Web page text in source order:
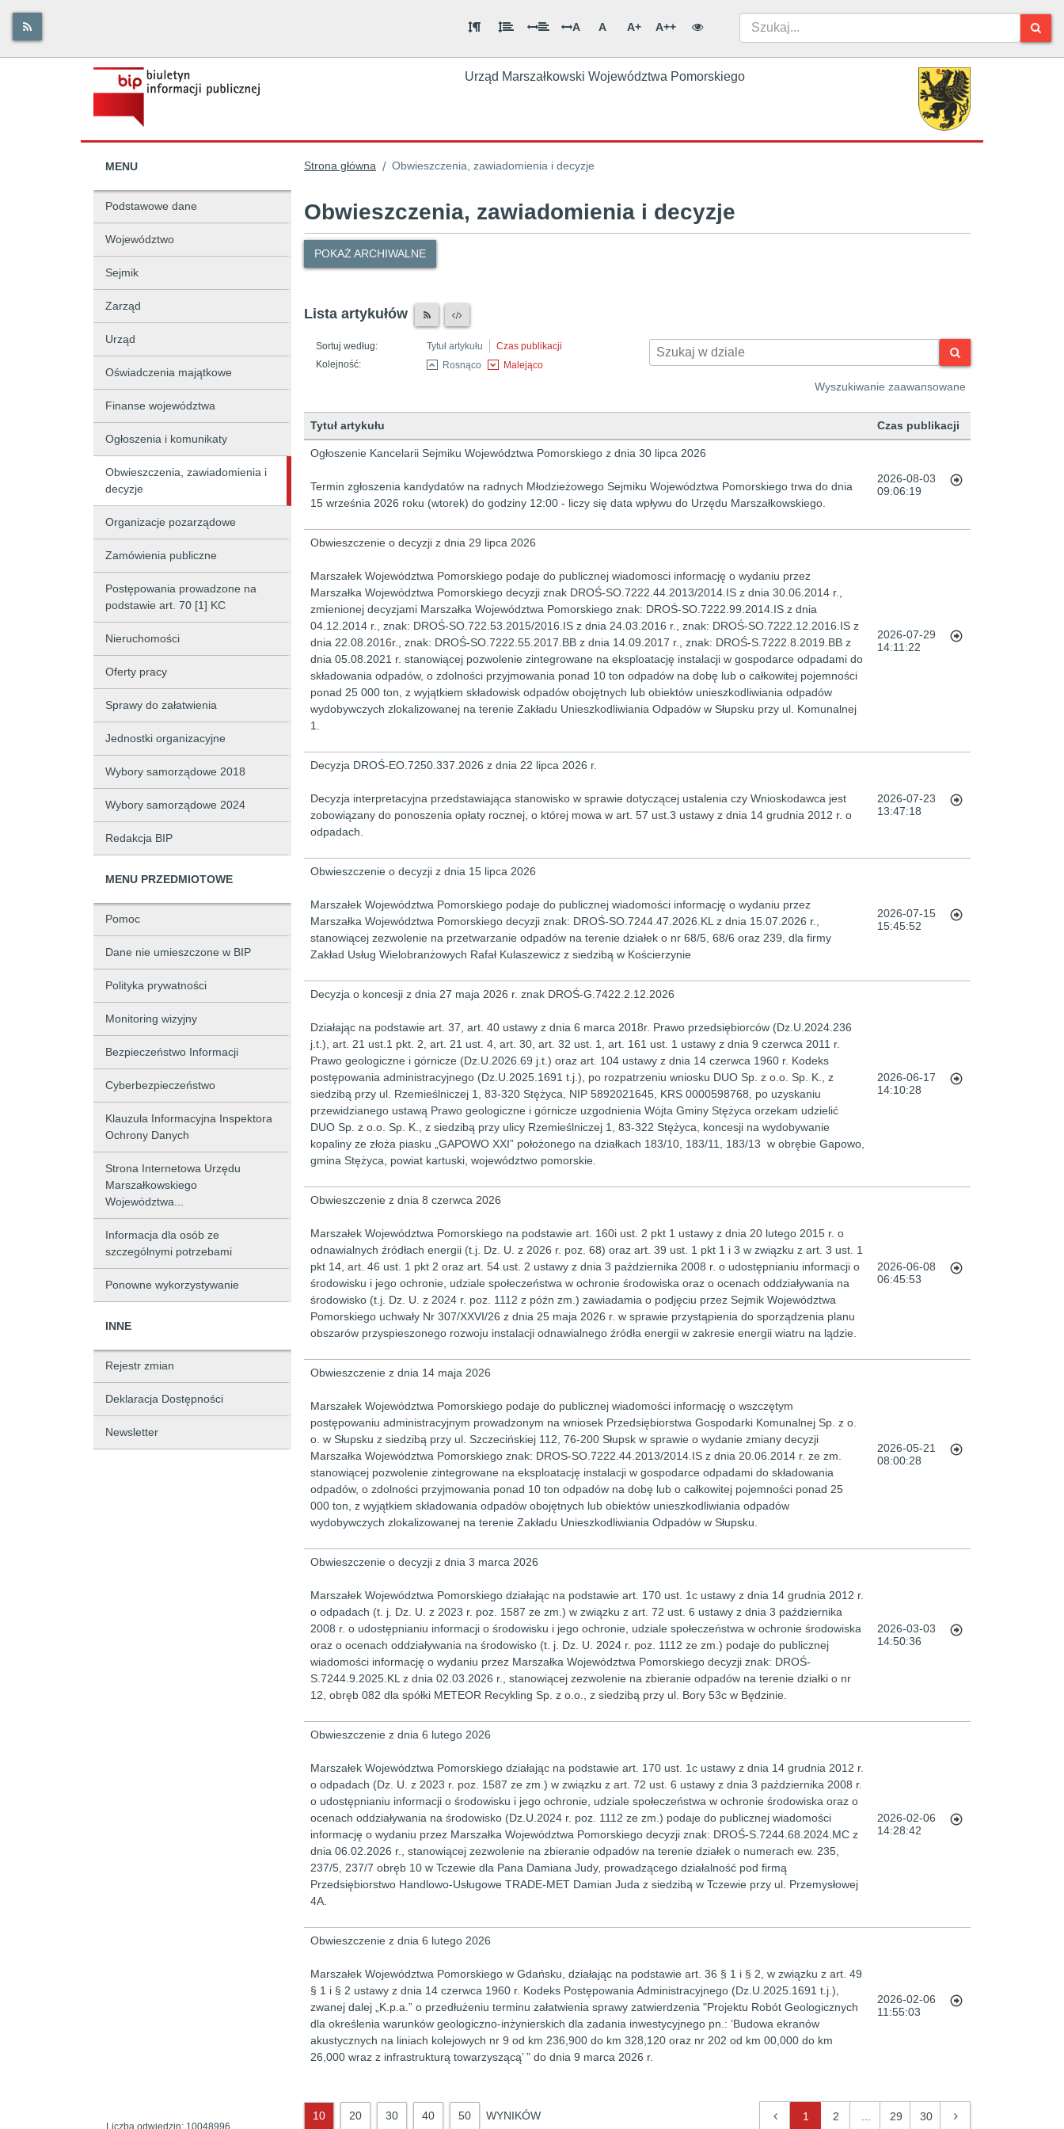
A A A+ A++
Urząd Marszałkowski Województwa Pomorskiego
MENU
Podstawowe dane
Województwo
Sejmik
Zarząd
Urząd
Oświadczenia majątkowe
Finanse województwa
Ogłoszenia i komunikaty
Obwieszczenia, zawiadomienia i
decyzje
Organizacje pozarządowe
Zamówienia publiczne
Postępowania prowadzone na
podstawie art. 70 [1] KC
Nieruchomości
Oferty pracy
Sprawy do załatwienia
Jednostki organizacyjne
Wybory samorządowe 2018
Wybory samorządowe 2024
Redakcja BIP
MENU PRZEDMIOTOWE
Pomoc
Dane nie umieszczone w BIP
Polityka prywatności
Monitoring wizyjny
Bezpieczeństwo Informacji
Cyberbezpieczeństwo
Klauzula Informacyjna Inspektora
Ochrony Danych
Strona Internetowa Urzędu
Marszałkowskiego
Województwa...
Informacja dla osób ze
szczególnymi potrzebami
Ponowne wykorzystywanie
INNE
Rejestr zmian
Deklaracja Dostępności
Newsletter
Liczba odwiedzin: 10048996
Strona główna / Obwieszczenia, zawiadomienia i decyzje
Obwieszczenia, zawiadomienia i decyzje
POKAŻ ARCHIWALNE
Lista artykułów
Sortuj według: Tytuł artykułu
Czas publikacji
Kolejność:
Rosnąco Malejąco
Wyszukiwanie zaawansowane
Lista artykułów
Tytuł artykułu Czas publikacji
Ogłoszenie Kancelarii Sejmiku Województwa Pomorskiego z dnia 30 lipca 2026
Termin zgłoszenia kandydatów na radnych Młodzieżowego Sejmiku Województwa Pomorskiego trwa do dnia
15 września 2026 roku (wtorek) do godziny 12:00 - liczy się data wpływu do Urzędu Marszałkowskiego.
2026-08-03
09:06:19
Obwieszczenie o decyzji z dnia 29 lipca 2026
Marszałek Województwa Pomorskiego podaje do publicznej wiadomosci informację o wydaniu przez
Marszałka Województwa Pomorskiego decyzji znak DROŚ-SO.7222.44.2013/2014.IS z dnia 30.06.2014 r.,
zmienionej decyzjami Marszałka Województwa Pomorskiego znak: DROŚ-SO.7222.99.2014.IS z dnia
04.12.2014 r., znak: DROŚ-SO.722.53.2015/2016.IS z dnia 24.03.2016 r., znak: DROŚ-SO.7222.12.2016.IS z
dnia 22.08.2016r., znak: DROŚ-SO.7222.55.2017.BB z dnia 14.09.2017 r., znak: DROŚ-S.7222.8.2019.BB z
dnia 05.08.2021 r. stanowiącej pozwolenie zintegrowane na eksploatację instalacji w gospodarce odpadami do
składowania odpadów, o zdolności przyjmowania ponad 10 ton odpadów na dobę lub o całkowitej pojemności
ponad 25 000 ton, z wyjątkiem składowisk odpadów obojętnych lub obiektów unieszkodliwiania odpadów
wydobywczych zlokalizowanej na terenie Zakładu Unieszkodliwiania Odpadów w Słupsku przy ul. Komunalnej
1.
2026-07-29
14:11:22
Decyzja DROŚ-EO.7250.337.2026 z dnia 22 lipca 2026 r.
Decyzja interpretacyjna przedstawiająca stanowisko w sprawie dotyczącej ustalenia czy Wnioskodawca jest
zobowiązany do ponoszenia opłaty rocznej, o której mowa w art. 57 ust.3 ustawy z dnia 14 grudnia 2012 r. o
odpadach.
2026-07-23
13:47:18
Obwieszczenie o decyzji z dnia 15 lipca 2026
Marszałek Województwa Pomorskiego podaje do publicznej wiadomości informację o wydaniu przez
Marszałka Województwa Pomorskiego decyzji znak: DROŚ-SO.7244.47.2026.KL z dnia 15.07.2026 r.,
stanowiącej zezwolenie na przetwarzanie odpadów na terenie działek o nr 68/5, 68/6 oraz 239, dla firmy
Zakład Usług Wielobranżowych Rafał Kulaszewicz z siedzibą w Kościerzynie
2026-07-15
15:45:52
Decyzja o koncesji z dnia 27 maja 2026 r. znak DROŚ-G.7422.2.12.2026
Działając na podstawie art. 37, art. 40 ustawy z dnia 6 marca 2018r. Prawo przedsiębiorców (Dz.U.2024.236
j.t.), art. 21 ust.1 pkt. 2, art. 21 ust. 4, art. 30, art. 32 ust. 1, art. 161 ust. 1 ustawy z dnia 9 czerwca 2011 r.
Prawo geologiczne i górnicze (Dz.U.2026.69 j.t.) oraz art. 104 ustawy z dnia 14 czerwca 1960 r. Kodeks
postępowania administracyjnego (Dz.U.2025.1691 t.j.), po rozpatrzeniu wniosku DUO Sp. z o.o. Sp. K., z
siedzibą przy ul. Rzemieślniczej 1, 83-320 Stężyca, NIP 5892021645, KRS 0000598768, po uzyskaniu
przewidzianego ustawą Prawo geologiczne i górnicze uzgodnienia Wójta Gminy Stężyca orzekam udzielić
DUO Sp. z o.o. Sp. K., z siedzibą przy ulicy Rzemieślniczej 1, 83-322 Stężyca, koncesji na wydobywanie
kopaliny ze złoża piasku „GAPOWO XXI” położonego na działkach 183/10, 183/11, 183/13 w obrębie Gapowo,
gmina Stężyca, powiat kartuski, województwo pomorskie.
2026-06-17
14:10:28
Obwieszczenie z dnia 8 czerwca 2026
Marszałek Województwa Pomorskiego na podstawie art. 160i ust. 2 pkt 1 ustawy z dnia 20 lutego 2015 r. o
odnawialnych źródłach energii (t.j. Dz. U. z 2026 r. poz. 68) oraz art. 39 ust. 1 pkt 1 i 3 w związku z art. 3 ust. 1
pkt 14, art. 46 ust. 1 pkt 2 oraz art. 54 ust. 2 ustawy z dnia 3 października 2008 r. o udostępnianiu informacji o
środowisku i jego ochronie, udziale społeczeństwa w ochronie środowiska oraz o ocenach oddziaływania na
środowisko (t.j. Dz. U. z 2024 r. poz. 1112 z późn zm.) zawiadamia o podjęciu przez Sejmik Województwa
Pomorskiego uchwały Nr 307/XXVI/26 z dnia 25 maja 2026 r. w sprawie przystąpienia do sporządzenia planu
obszarów przyspieszonego rozwoju instalacji odnawialnego źródła energii w zakresie energii wiatru na lądzie.
2026-06-08
06:45:53
Obwieszczenie z dnia 14 maja 2026
Marszałek Województwa Pomorskiego podaje do publicznej wiadomości informację o wszczętym
postępowaniu administracyjnym prowadzonym na wniosek Przedsiębiorstwa Gospodarki Komunalnej Sp. z o.
o. w Słupsku z siedzibą przy ul. Szczecińskiej 112, 76-200 Słupsk w sprawie o wydanie zmiany decyzji
Marszałka Województwa Pomorskiego znak: DROS-SO.7222.44.2013/2014.IS z dnia 20.06.2014 r. ze zm.
stanowiącej pozwolenie zintegrowane na eksploatację instalacji w gospodarce odpadami do składowania
odpadów, o zdolności przyjmowania ponad 10 ton odpadów na dobę lub o całkowitej pojemności ponad 25
000 ton, z wyjątkiem składowania odpadów obojętnych lub obiektów unieszkodliwiania odpadów
wydobywczych zlokalizowanej na terenie Zakładu Unieszkodliwiania Odpadów w Słupsku.
2026-05-21
08:00:28
Obwieszczenie o decyzji z dnia 3 marca 2026
Marszałek Województwa Pomorskiego działając na podstawie art. 170 ust. 1c ustawy z dnia 14 grudnia 2012 r.
o odpadach (t. j. Dz. U. z 2023 r. poz. 1587 ze zm.) w związku z art. 72 ust. 6 ustawy z dnia 3 października
2008 r. o udostępnianiu informacji o środowisku i jego ochronie, udziale społeczeństwa w ochronie środowiska
oraz o ocenach oddziaływania na środowisko (t. j. Dz. U. 2024 r. poz. 1112 ze zm.) podaje do publicznej
wiadomości informację o wydaniu przez Marszałka Województwa Pomorskiego decyzji znak: DROŚ-
S.7244.9.2025.KL z dnia 02.03.2026 r., stanowiącej zezwolenie na zbieranie odpadów na terenie działki o nr
12, obręb 082 dla spółki METEOR Recykling Sp. z o.o., z siedzibą przy ul. Bory 53c w Będzinie.
2026-03-03
14:50:36
Obwieszczenie z dnia 6 lutego 2026
Marszałek Województwa Pomorskiego działając na podstawie art. 170 ust. 1c ustawy z dnia 14 grudnia 2012 r.
o odpadach (Dz. U. z 2023 r. poz. 1587 ze zm.) w związku z art. 72 ust. 6 ustawy z dnia 3 października 2008 r.
o udostępnianiu informacji o środowisku i jego ochronie, udziale społeczeństwa w ochronie środowiska oraz o
ocenach oddziaływania na środowisko (Dz.U.2024 r. poz. 1112 ze zm.) podaje do publicznej wiadomości
informację o wydaniu przez Marszałka Województwa Pomorskiego decyzji znak: DROŚ-S.7244.68.2024.MC z
dnia 06.02.2026 r., stanowiącej zezwolenie na zbieranie odpadów na terenie działek o numerach ew. 235,
237/5, 237/7 obręb 10 w Tczewie dla Pana Damiana Judy, prowadzącego działalność pod firmą
Przedsiębiorstwo Handlowo-Usługowe TRADE-MET Damian Juda z siedzibą w Tczewie przy ul. Przemysłowej
4A.
2026-02-06
14:28:42
Obwieszczenie z dnia 6 lutego 2026
Marszałek Województwa Pomorskiego w Gdańsku, działając na podstawie art. 36 § 1 i § 2, w związku z art. 49
§ 1 i § 2 ustawy z dnia 14 czerwca 1960 r. Kodeks Postępowania Administracyjnego (Dz.U.2025.1691 t.j.),
zwanej dalej „K.p.a.” o przedłużeniu terminu załatwienia sprawy zatwierdzenia "Projektu Robót Geologicznych
dla określenia warunków geologiczno-inżynierskich dla zadania inwestycyjnego pn.: ‘Budowa ekranów
akustycznych na liniach kolejowych nr 9 od km 236,900 do km 328,120 oraz nr 202 od km 00,000 do km
26,000 wraz z infrastrukturą towarzyszącą’ ” do dnia 9 marca 2026 r.
2026-02-06
11:55:03
10 20 30 40 50 WYNIKÓW 1 2 29 30